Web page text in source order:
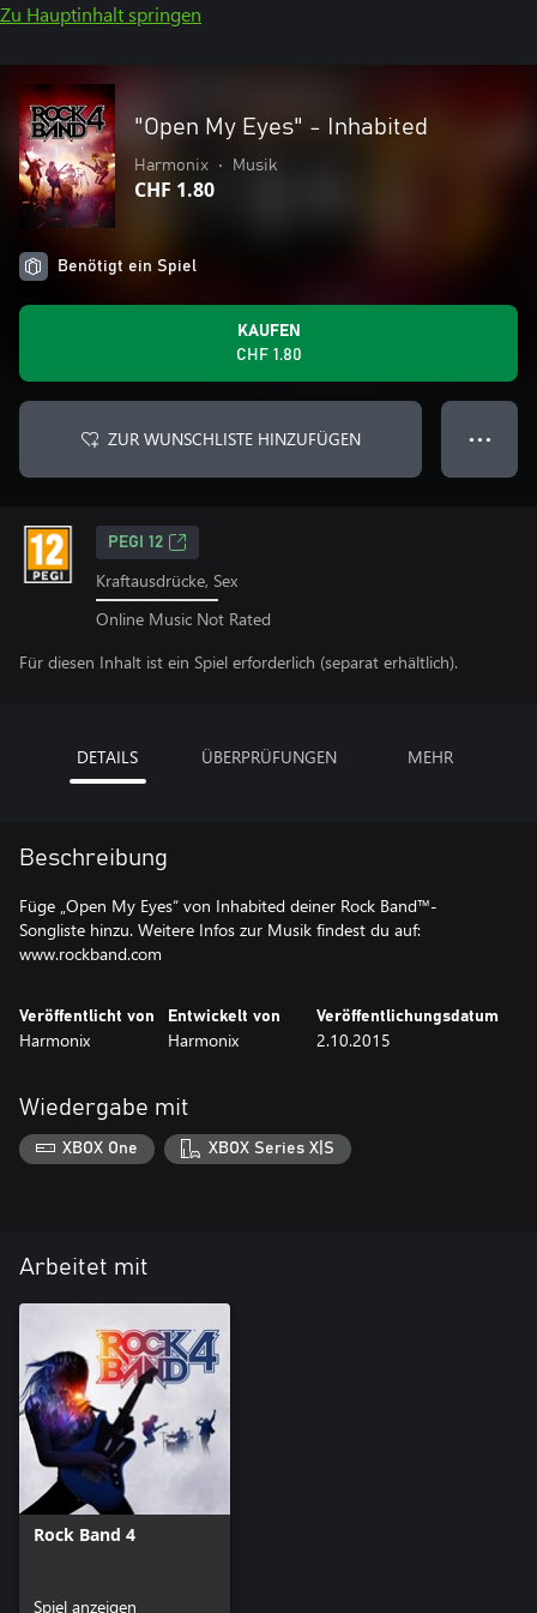
Zu Hauptinhalt springen
"Open My Eyes" - Inhabited
Harmonix • Musik
CHF 1.80
Benötigt ein Spiel
KAUFEN
CHF 1.80
ZUR WUNSCHLISTE HINZUFÜGEN ● ● ●
PEGI 12
Kraftausdrücke, Sex
Online Music Not Rated
Für diesen Inhalt ist ein Spiel erforderlich (separat erhältlich).
DETAILS ÜBERPRÜFUNGEN MEHR
Beschreibung
Füge „Open My Eyes“ von Inhabited deiner Rock Band™-
Songliste hinzu. Weitere Infos zur Musik findest du auf:
www.rockband.com
Veröffentlicht von
Harmonix
Entwickelt von
Harmonix
Veröffentlichungsdatum
2.10.2015
Wiedergabe mit
XBOX One XBOX Series X|S
Arbeitet mit
Rock Band 4
Spiel anzeigen